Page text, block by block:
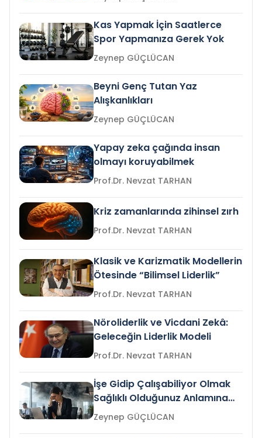
Kas Yapmak İçin Saatlerce
Spor Yapmanıza Gerek Yok
Zeynep GÜÇLÜCAN
Beyni Genç Tutan Yaz
Alışkanlıkları
Zeynep GÜÇLÜCAN
Yapay zeka çağında insan
olmayı koruyabilmek
Prof.Dr. Nevzat TARHAN
Kriz zamanlarında zihinsel zırh
Prof.Dr. Nevzat TARHAN
Klasik ve Karizmatik Modellerin
Ötesinde “Bilimsel Liderlik”
Prof.Dr. Nevzat TARHAN
Nöroliderlik ve Vicdani Zekâ:
Geleceğin Liderlik Modeli
Prof.Dr. Nevzat TARHAN
İşe Gidip Çalışabiliyor Olmak
Sağlıklı Olduğunuz Anlamına
Gelir mi?Zeynep GÜÇLÜCAN